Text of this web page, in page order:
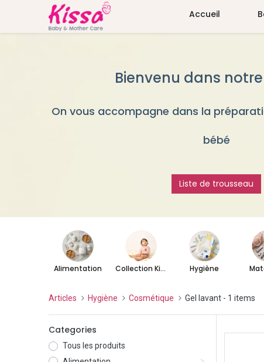
Accueil
Bienvenu dans
On vous accompagne dans la
bébé
Liste de trousseau
Alimentation Collection Kissa Hygiène
Articles Hygiène Cosmétique Gel lavant - 1 items
Categories
Tous les produits